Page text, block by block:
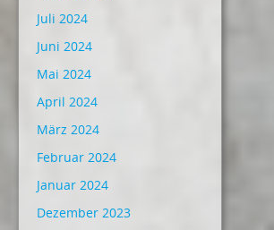
Juli 2024
Juni 2024
Mai 2024
April 2024
März 2024
Februar 2024
Januar 2024
Dezember 2023